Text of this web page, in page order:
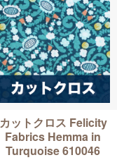
カットクロス Felicity
Fabrics Hemma in
Turquoise 610046